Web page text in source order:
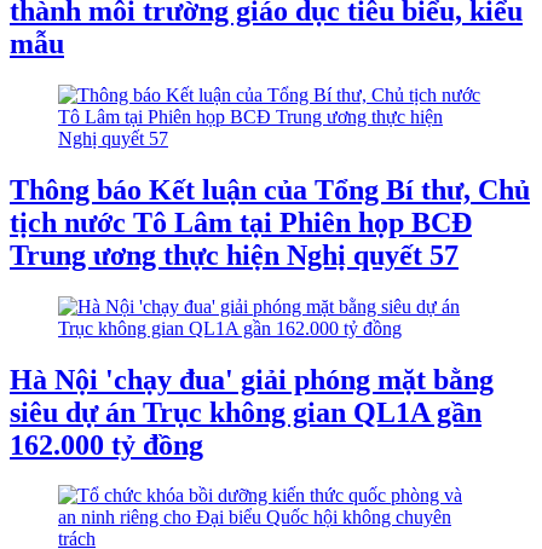
thành môi trường giáo dục tiêu biểu, kiểu
mẫu
Thông báo Kết luận của Tổng Bí thư, Chủ
tịch nước Tô Lâm tại Phiên họp BCĐ
Trung ương thực hiện Nghị quyết 57
Hà Nội 'chạy đua' giải phóng mặt bằng
siêu dự án Trục không gian QL1A gần
162.000 tỷ đồng